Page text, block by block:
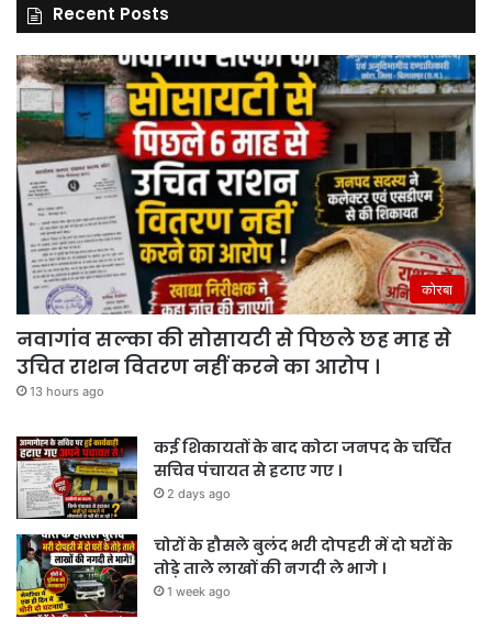
Recent Posts
कोरबा
नवागांव सल्का की सोसायटी से पिछले छह माह से
उचित राशन वितरण नहीं करने का आरोप ।
13 hours ago
कई शिकायतों के बाद कोटा जनपद के चर्चित
सचिव पंचायत से हटाए गए ।
2 days ago
चोरों के हौसले बुलंद भरी दोपहरी में दो घरों के
तोड़े ताले लाखों की नगदी ले भागे ।
1 week ago